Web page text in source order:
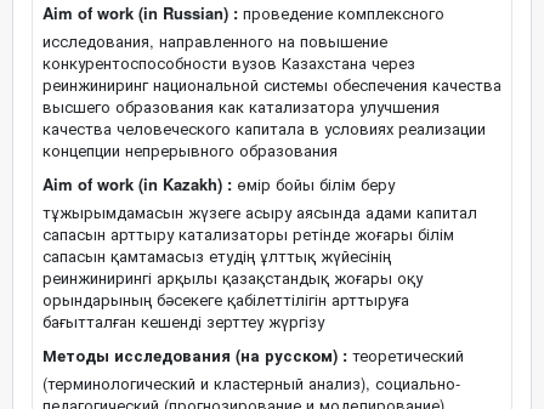
Aim of work (in Russian) : проведение комплексного
исследования, направленного на повышение
конкурентоспособности вузов Казахстана через
реинжиниринг национальной системы обеспечения качества
высшего образования как катализатора улучшения
качества человеческого капитала в условиях реализации
концепции непрерывного образования
Aim of work (in Kazakh) : өмір бойы білім беру
тұжырымдамасын жүзеге асыру аясында адами капитал
сапасын арттыру катализаторы ретінде жоғары білім
сапасын қамтамасыз етудің ұлттық жүйесінің
реинжинирингі арқылы қазақстандық жоғары оқу
орындарының бәсекеге қабілеттілігін арттыруға
бағытталған кешенді зерттеу жүргізу
Методы исследования (на русском) : теоретический
(терминологический и кластерный анализ), социально-